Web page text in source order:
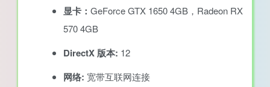
显卡： GeForce GTX 1650 4GB，Radeon RX
570 4GB
DirectX 版本: 12
网络: 宽带互联网连接